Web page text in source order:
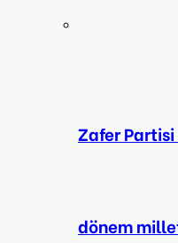
Zafer
dönem